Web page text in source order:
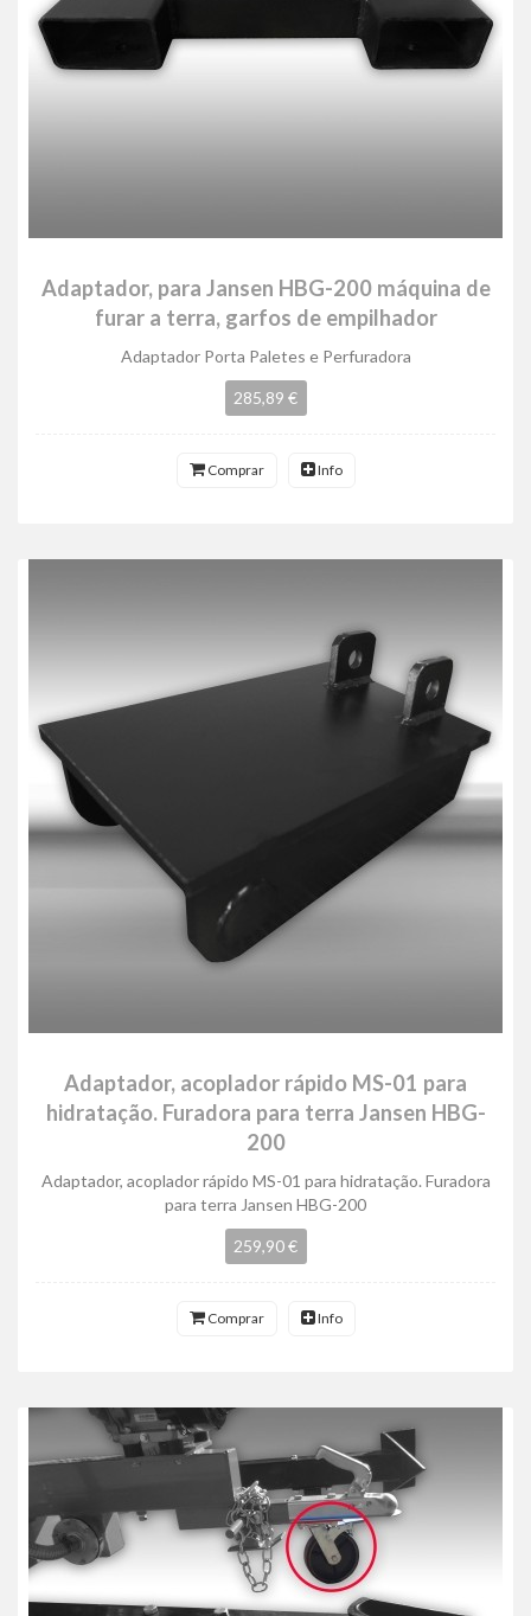
Adaptador, para Jansen HBG-200 máquina de
furar a terra, garfos de empilhador
Adaptador Porta Paletes e Perfuradora
285,89 €
Comprar Info
Adaptador, acoplador rápido MS-01 para
hidratação. Furadora para terra Jansen HBG-
200
Adaptador, acoplador rápido MS-01 para hidratação. Furadora
para terra Jansen HBG-200
259,90 €
Comprar Info